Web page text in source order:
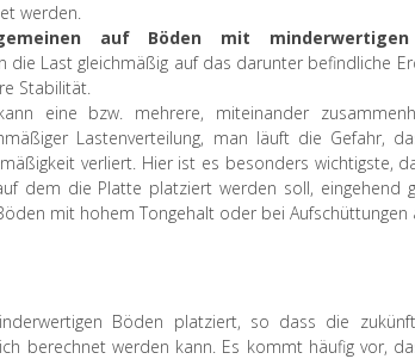
werden.
auf Böden mit minderwertigen
die Last gleichmäßig auf das darunter befindliche
Stabilität.
eine bzw. mehrere, miteinander
Lastenverteilung, man läuft die Gefahr,
verliert. Hier ist es besonders wichtigste,
dem die Platte platziert werden soll, eingehend
mit hohem Tongehalt oder bei Aufschüttungen
Böden platziert, so dass die
berechnet werden kann. Es kommt häufig vor,